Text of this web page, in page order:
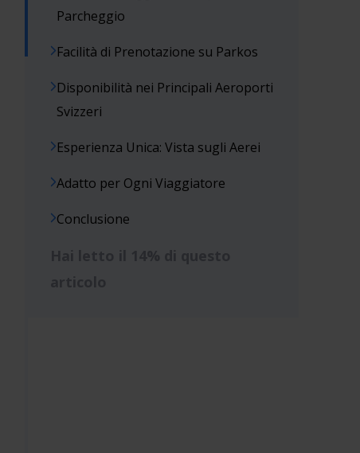
Parcheggio
Facilità di Prenotazione su Parkos
Disponibilità nei Principali Aeroporti
Svizzeri
Esperienza Unica: Vista sugli Aerei
Adatto per Ogni Viaggiatore
Conclusione